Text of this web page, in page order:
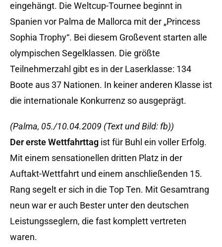
eingehängt. Die Weltcup-Tournee beginnt in
Spanien vor Palma de Mallorca mit der „Princess
Sophia Trophy“. Bei diesem Großevent starten alle
olympischen Segelklassen. Die größte
Teilnehmerzahl gibt es in der Laserklasse: 134
Boote aus 37 Nationen. In keiner anderen Klasse ist
die internationale Konkurrenz so ausgeprägt.
(Palma, 05./10.04.2009 (Text und Bild: fb))
Der erste Wettfahrttag ist für Buhl ein voller Erfolg.
Mit einem sensationellen dritten Platz in der
Auftakt-Wettfahrt und einem anschließenden 15.
Rang segelt er sich in die Top Ten. Mit Gesamtrang
neun war er auch Bester unter den deutschen
Leistungsseglern, die fast komplett vertreten
waren.